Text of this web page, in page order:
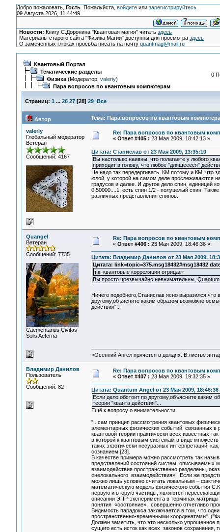
Добро пожаловать, Гость. Пожалуйста, войдитеили зарегистрируйтесь.
09 Августа 2026, 11:44:49
Новости: Книгу С.Доронина "Квантовая магия" читатьздесь
Материалы старого сайта "Физика Магии" доступны для просмотраздесь
О замеченных глюках просьба писать на почтуquantmag@mail.ru
Квантовый Портал
Тематические разделы
Физика(Модератор: valeriy)
Пара вопросов по квантовым компютерам
0
Страниц: 1 ... 26 27[28] 29 Все
Автор Тема: Пара вопросов по квантовым
valeriy
Глобальный модератор
Ветеран
Сообщений: 4167
Re: Пара вопросов по квантовым
« Ответ #405 : 23 Мая 2009, 18:42:13 »
Цитата: Станислав от 23 Мая 2009, 13:35:10
Вы настолько наивны, что полагаете у любого
приходит в голову, что любое "длящеееся"
Не надо так передергивать. КМ потому и КМ, что
юлой, у которой на самом деле прослеживаются
градусов и далее. И другое дело спин, единицей
0.50000....1, есть спин 1/2 - полуцелый спин.
различных представления спинов.
Quangel
Ветеран
Сообщений: 7735
Сaementarius Civitas
Solis Aeterna
Re: Пара вопросов по квантовым
« Ответ #406 : 23 Мая 2009, 18:46:36 »
Цитата: Владимир Данилов от 23 Мая 2009,
Цитата: link=topic=375.msg18432#msg18432
т.к. квантовые корреляции отрицает
Вы просто чрезвычайно невнимательны,
Ничего подобного,Станислав ясно
другому,объясните каким образом возможно
действия"...
«Осенний Ангел прячется в дождях. В листве
Владимир Данилов
Пользователь
Сообщений: 82
Re: Пара вопросов по квантовым
« Ответ #407 : 23 Мая 2009, 19:32:35 »
Цитата: Quantum Angel от 23 Мая 2009, 18:46:36
Если дело обстоит по другому,объясните
теории "кванта действия"...
Ещё к вопросу о внимательности:
"...сам принцип рассмотрения квантовых
элементарных физических событий, связанных в
квантовой теории практически всех известных
в которой к квантовым системам в виде
таких экзотически несуразных интерпретаций,
сознанием [23].
В качестве примера можно рассмотреть так
представлений состояний систем, описываемых
взаимодействия пространственно разделены,
«нелокального взаимодействия». Если же
можно лишь условно считать локальным –
математическую модель физического события
первую и вторую частицы, являются
описании ЭПР-эксперимента в терминах матрицы
понятия «состояние», совершенно отчетливо
Видимость парадокса заключается в том, что
пространственно-временными координатами".
Должен заметить, что это несколько упрощенное
сущего есть исток как всех законов сохранения,